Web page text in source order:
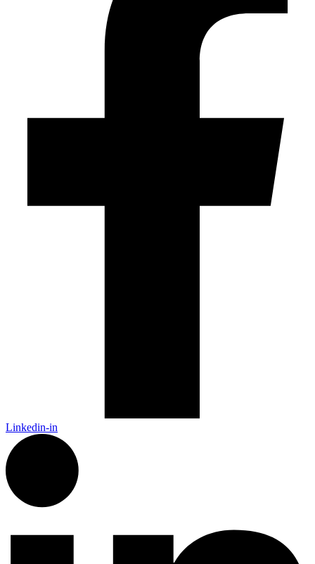
Linkedin-in